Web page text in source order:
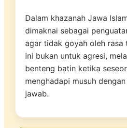
Dalam khazanah Jawa
dimaknai sebagai
agar tidak goyah oleh rasa
ini bukan untuk agresi,
benteng batin ketika
menghadapi musuh
jawab.